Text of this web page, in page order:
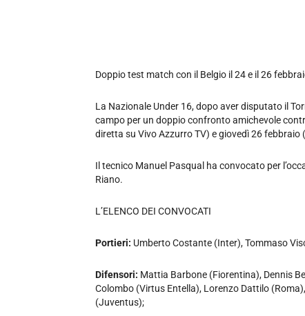
Doppio test match con il Belgio il 24 e il 26
La Nazionale Under 16, dopo aver disputato il
campo per un doppio confronto amichevole
diretta su Vivo Azzurro TV) e giovedì 26 febbraio
Il tecnico Manuel Pasqual ha convocato per
Riano.
L’ELENCO DEI CONVOCATI
Portieri: Umberto Costante (Inter), Tommaso
Difensori: Mattia Barbone (Fiorentina), Dennis
Colombo (Virtus Entella), Lorenzo Dattilo
(Juventus);